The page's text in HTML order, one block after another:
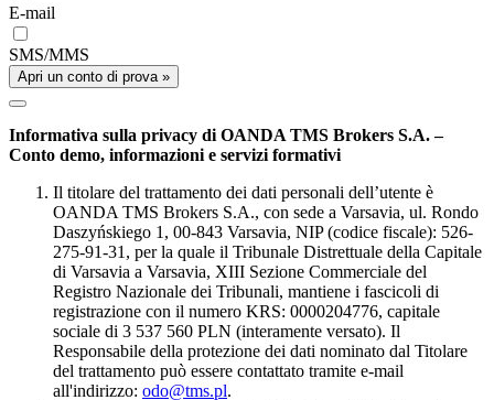
E-mail
SMS/MMS
Apri un conto di prova »
Informativa sulla privacy di OANDA TMS Brokers S.A. –
Conto demo, informazioni e servizi formativi
Il titolare del trattamento dei dati personali dell’utente è
OANDA TMS Brokers S.A., con sede a Varsavia, ul. Rondo
Daszyńskiego 1, 00-843 Varsavia, NIP (codice fiscale): 526-
275-91-31, per la quale il Tribunale Distrettuale della Capitale
di Varsavia a Varsavia, XIII Sezione Commerciale del
Registro Nazionale dei Tribunali, mantiene i fascicoli di
registrazione con il numero KRS: 0000204776, capitale
sociale di 3 537 560 PLN (interamente versato). Il
Responsabile della protezione dei dati nominato dal Titolare
del trattamento può essere contattato tramite e-mail
all'indirizzo: odo@tms.pl.